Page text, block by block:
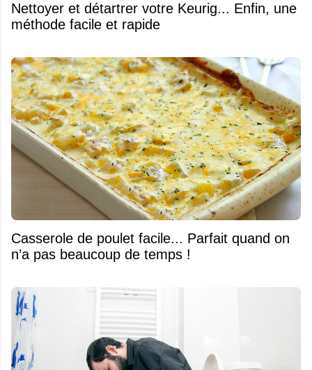
Nettoyer et détartrer votre Keurig... Enfin, une
méthode facile et rapide
Casserole de poulet facile... Parfait quand on
n’a pas beaucoup de temps !